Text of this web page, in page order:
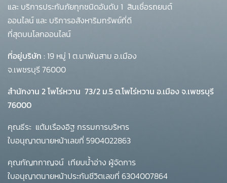
และ บริการประกันภัยทุกชนิดอันดับ 1 สินเชื่อรถยนต์
ออนไลน์ และ บริการอสังหาริมทรัพย์ที่ดี
ที่สุดบนโลกออนไลน์
ที่อยู่บริษัท : 19 หมู่ 1 ต.นาพันสาม อ.เมือง
จ.เพชรบุรี 76000
สำนักงาน 2 โพโร่หวาน 73/2 ม.5 ต.โพไร่หวาน อ.เมือง จ.เพชรบุรี
76000
คุณธีระ แต้มเรืองอิฐ กรรมการบริหาร
ใบอนุญาตนายหน้าเลขที่ 5904022863
คุณกัญทกาญจน์ เทียบน้ำอ่าง ผู้จัดการ
ใบอนุญาตนายหน้าประกันชีวิตเลขที่ 6304007864